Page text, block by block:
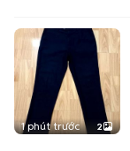
1 phút trước 2